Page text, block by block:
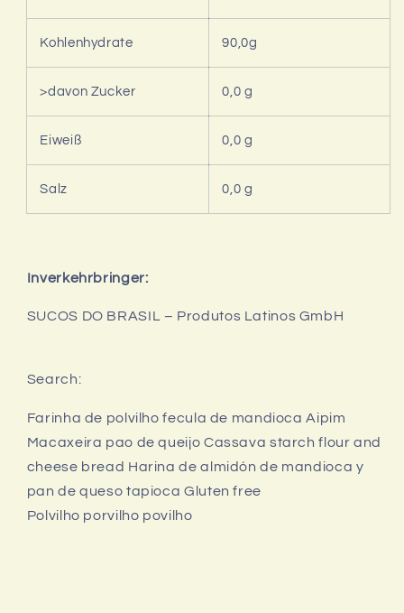
Kohlenhydrate 90,0g
>davon Zucker 0,0 g
Eiweiß 0,0 g
Salz 0,0 g
Inverkehrbringer:
SUCOS DO BRASIL – Produtos Latinos GmbH
Search:
Farinha de polvilho fecula de mandioca Aipim
Macaxeira pao de queijo Cassava starch flour and
cheese bread Harina de almidón de mandioca y
pan de queso tapioca Gluten free
Polvilho porvilho povilho